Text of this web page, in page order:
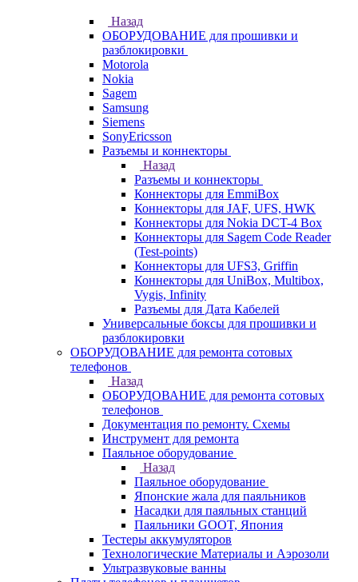
Назад
ОБОРУДОВАНИЕ для прошивки и
разблокировки
Motorola
Nokia
Sagem
Samsung
Siemens
SonyEricsson
Разъемы и коннекторы
Назад
Разъемы и коннекторы
Коннекторы для EmmiBox
Коннекторы для JAF, UFS, HWK
Коннекторы для Nokia DCT-4 Box
Коннекторы для Sagem Code Reader
(Test-points)
Коннекторы для UFS3, Griffin
Коннекторы для UniBox, Multibox,
Vygis, Infinity
Разъемы для Дата Кабелей
Универсальные боксы для прошивки и
разблокировки
ОБОРУДОВАНИЕ для ремонта сотовых
телефонов
Назад
ОБОРУДОВАНИЕ для ремонта сотовых
телефонов
Документация по ремонту. Схемы
Инструмент для ремонта
Паяльное оборудование
Назад
Паяльное оборудование
Японские жала для паяльников
Насадки для паяльных станций
Паяльники GOOT, Япония
Тестеры аккумуляторов
Технологические Материалы и Аэрозоли
Ультразвуковые ванны